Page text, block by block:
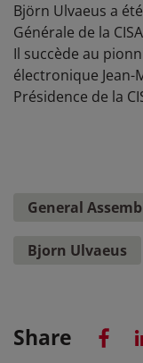
Björn Ulvaeus a
Générale de la
Il succède au
électronique Jean-
Présidence de la
General
Bjorn Ulvaeus
Share